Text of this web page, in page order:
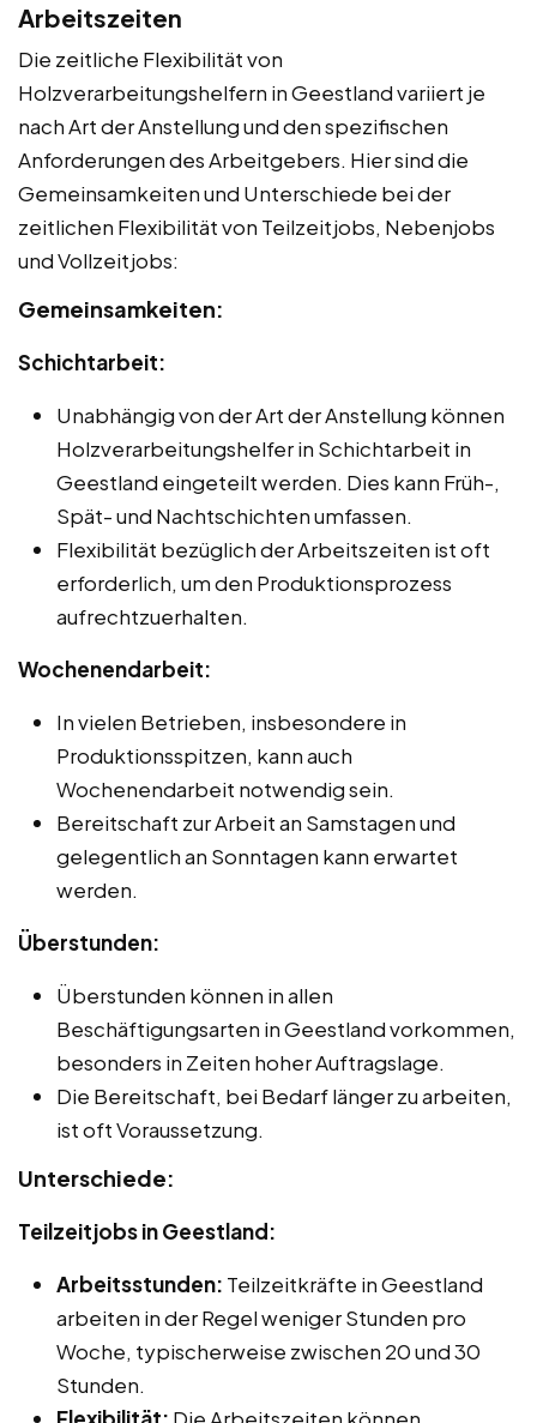
Arbeitszeiten
Die zeitliche Flexibilität von
Holzverarbeitungshelfern in Geestland variiert je
nach Art der Anstellung und den spezifischen
Anforderungen des Arbeitgebers. Hier sind die
Gemeinsamkeiten und Unterschiede bei der
zeitlichen Flexibilität von Teilzeitjobs, Nebenjobs
und Vollzeitjobs:
Gemeinsamkeiten:
Schichtarbeit:
Unabhängig von der Art der Anstellung können
Holzverarbeitungshelfer in Schichtarbeit in
Geestland eingeteilt werden. Dies kann Früh-,
Spät- und Nachtschichten umfassen.
Flexibilität bezüglich der Arbeitszeiten ist oft
erforderlich, um den Produktionsprozess
aufrechtzuerhalten.
Wochenendarbeit:
In vielen Betrieben, insbesondere in
Produktionsspitzen, kann auch
Wochenendarbeit notwendig sein.
Bereitschaft zur Arbeit an Samstagen und
gelegentlich an Sonntagen kann erwartet
werden.
Überstunden:
Überstunden können in allen
Beschäftigungsarten in Geestland vorkommen,
besonders in Zeiten hoher Auftragslage.
Die Bereitschaft, bei Bedarf länger zu arbeiten,
ist oft Voraussetzung.
Unterschiede:
Teilzeitjobs in Geestland:
Arbeitsstunden: Teilzeitkräfte in Geestland
arbeiten in der Regel weniger Stunden pro
Woche, typischerweise zwischen 20 und 30
Stunden.
Flexibilität: Die Arbeitszeiten können